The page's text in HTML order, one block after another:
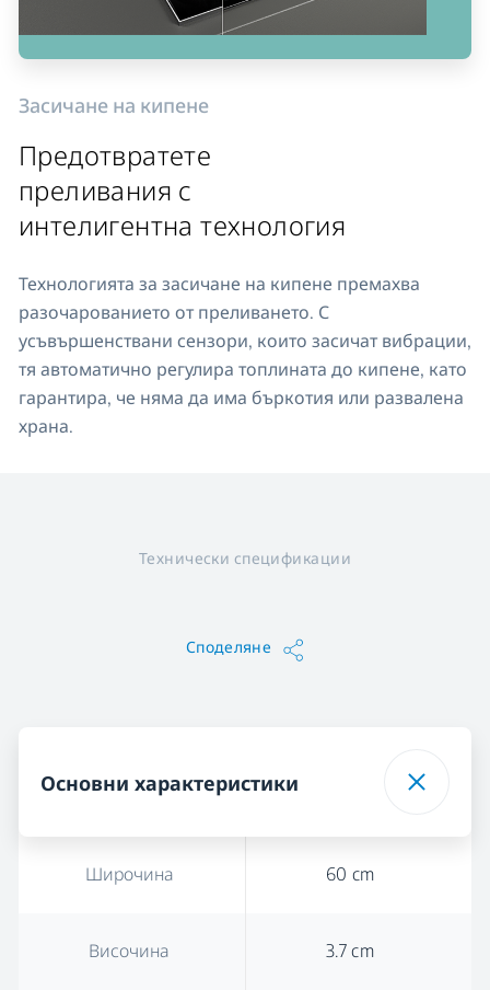
Засичане на кипене
Предотвратете
преливания с
интелигентна технология
Технологията за засичане на кипене премахва
разочарованието от преливането. С
усъвършенствани сензори, които засичат вибрации,
тя автоматично регулира топлината до кипене, като
гарантира, че няма да има бъркотия или развалена
храна.
Технически спецификации
Споделяне
Основни характеристики
Широчина 60 cm
Височина 3.7 cm